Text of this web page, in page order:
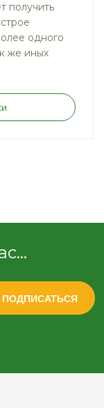
получить
одного
же иных
ПОДПИСАТЬСЯ